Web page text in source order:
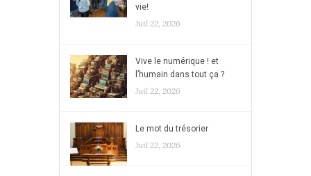
vie!
Juil 22, 2026
Vive le numérique ! et
l’humain dans tout ça ?
Juil 22, 2026
Le mot du trésorier
Juil 22, 2026